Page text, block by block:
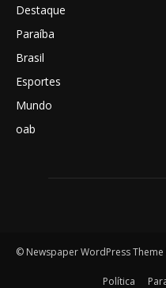
Destaque
Paraíba
Brasil
Esportes
Mundo
oab
© Newspaper WordPress Theme
Política